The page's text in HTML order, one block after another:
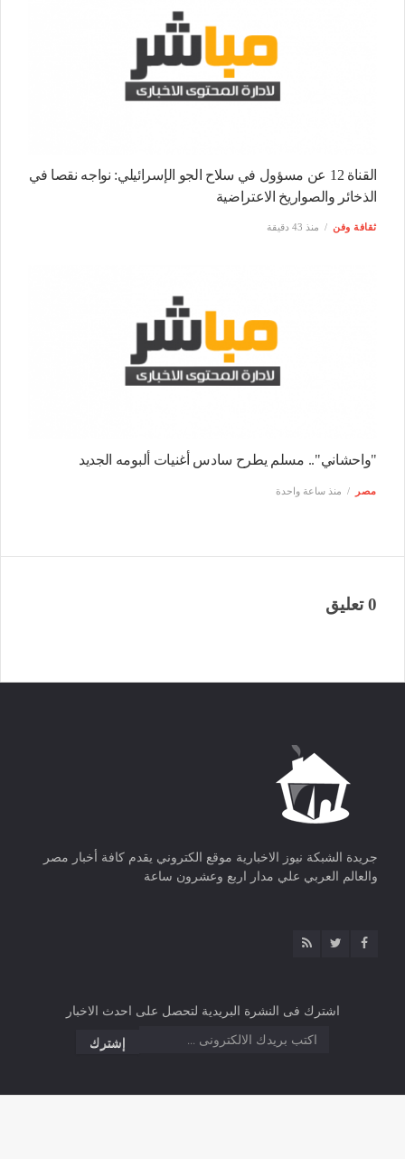
القناة 12 عن مسؤول في سلاح الجو الإسرائيلي: نواجه نقصا في
الذخائر والصواريخ الاعتراضية
ثقافة وفن منذ 43 دقيقة
"واحشاني".. مسلم يطرح سادس أغنيات ألبومه الجديد
مصر منذ ساعة واحدة
0 تعليق
جريدة الشبكة نيوز الاخبارية موقع الكتروني يقدم كافة أخبار مصر
والعالم العربي علي مدار اربع وعشرون ساعة
اشترك فى النشرة البريدية لتحصل على احدث الاخبار